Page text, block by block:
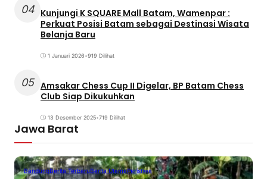
04 Kunjungi K SQUARE Mall Batam, Wamenpar :
Perkuat Posisi Batam sebagai Destinasi Wisata
Belanja Baru
1 Januari 2026•919 Dilihat
05 Amsakar Chess Cup II Digelar, BP Batam Chess
Club Siap Dikukuhkan
13 Desember 2025•719 Dilihat
Jawa Barat
BandungBerita TerbaruBerita UtamaPeristiwa